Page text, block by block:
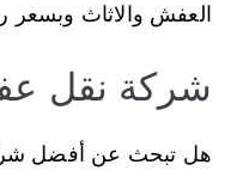
العفش والاثاث
شركة نقل
هل تبحث عن أفضل